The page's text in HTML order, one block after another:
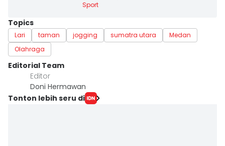
Sport
Topics
Lari taman jogging sumatra utara
Medan
Olahraga
Editorial Team
Editor
Doni Hermawan
Tonton lebih seru di